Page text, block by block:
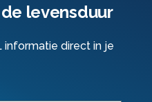
levensduur
informatie direct in je